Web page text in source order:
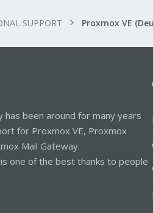
SUPPORT Proxmox VE
has been around for many years
for Proxmox VE, Proxmox
Mail Gateway.
one of the best thanks to people